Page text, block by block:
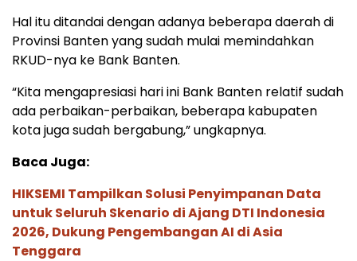
Hal itu ditandai dengan adanya beberapa daerah di
Provinsi Banten yang sudah mulai memindahkan
RKUD-nya ke Bank Banten.
“Kita mengapresiasi hari ini Bank Banten relatif sudah
ada perbaikan-perbaikan, beberapa kabupaten
kota juga sudah bergabung,” ungkapnya.
Baca Juga:
HIKSEMI Tampilkan Solusi Penyimpanan Data
untuk Seluruh Skenario di Ajang DTI Indonesia
2026, Dukung Pengembangan AI di Asia
Tenggara